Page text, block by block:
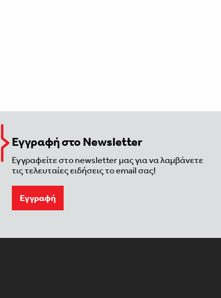
Εγγραφή στο Newsletter
Εγγραφείτε στο newsletter μας για να λαμβάνετε
τις τελευταίες ειδήσεις το email σας!
Eγγραφή